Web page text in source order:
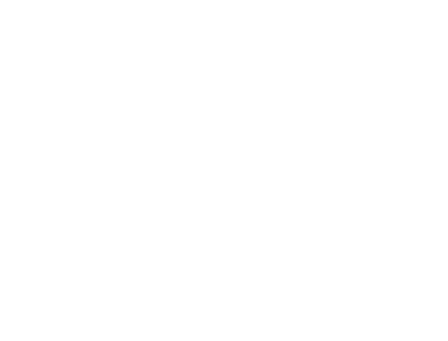
в Новосибирске. Основанная в 1956
музыкальным высшим учебным
года она носит имя Михаила Ивановича